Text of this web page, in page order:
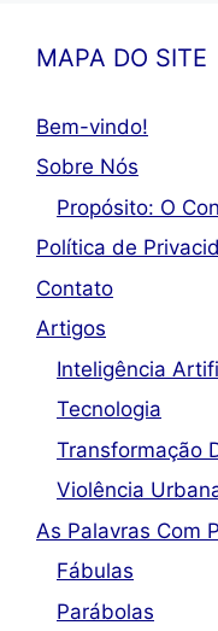
MAPA DO SITE
Bem-vindo!
Sobre Nós
Propósito: O
Política de
Contato
Artigos
Inteligência
Tecnologia
Transformação
Violência
As Palavras Com
Fábulas
Parábolas